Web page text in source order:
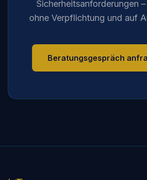
Sicherheitsanforderungen
ohne Verpflichtung und auf
Beratungsgespräch